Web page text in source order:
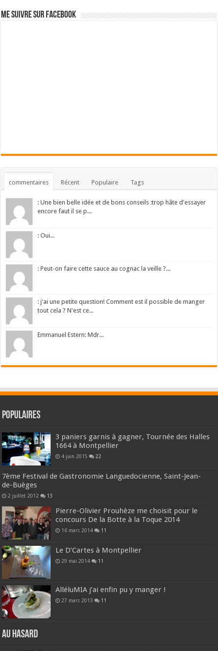
Me suivre sur Facebook
commentaires Récent Populaire Tags
: Une bien belle idée et de bons conseils :trop hâte d'essayer
encore faut il se p...
: Oui...
: Peut-on faire cette sauce au cognac la veille ?...
: j'ai une petite question! Comment est il possible de manger
tout cela ? N'est ce...
Emmanuel Estern: Mdr...
Populaires
3 paniers garnis à gagner, Tournée des Halles
1664 à Montpellier
4 juin 2015 22
7ème Festival de Gastronomie Languedocienne, Saint-Jean-
de-Buèges
2 juillet 2012 13
Pierre-Olivier Prouhèze me choisit pour le
concours De la Botte à la Toque 2014
16 mars 2014 11
Le D’Cartes à Montpellier
29 mai 2014 11
AlléluMIA j’ai enfin pu y manger !
27 mars 2013 11
Au hasard